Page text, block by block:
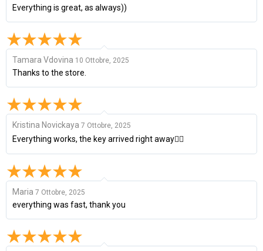
Everything is great, as always))
Tamara Vdovina 10 Ottobre, 2025
Thanks to the store.
Kristina Novickaya 7 Ottobre, 2025
Everything works, the key arrived right away👍🏽
Maria 7 Ottobre, 2025
everything was fast, thank you